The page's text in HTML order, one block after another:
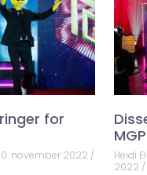
for
november 2022
Heidi
2022